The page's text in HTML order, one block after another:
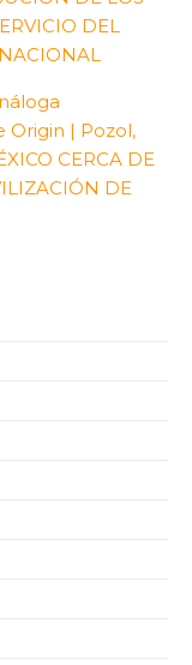
DEL
Origin | Pozol,
CERCA DE
DE